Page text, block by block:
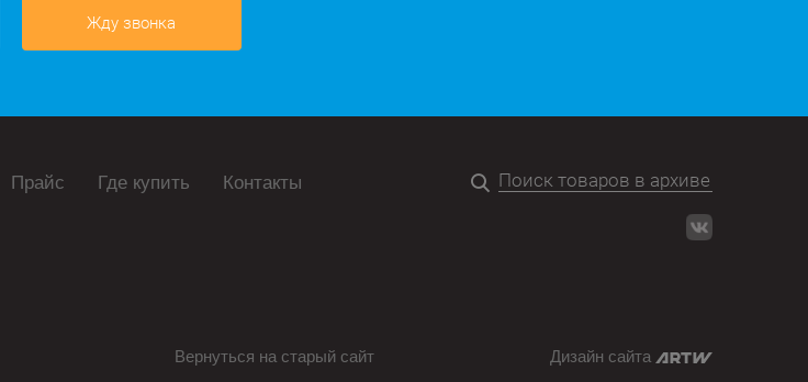
Жду звонка
Прайс Где купить Контакты
Вернуться на старый сайт Дизайн сайта